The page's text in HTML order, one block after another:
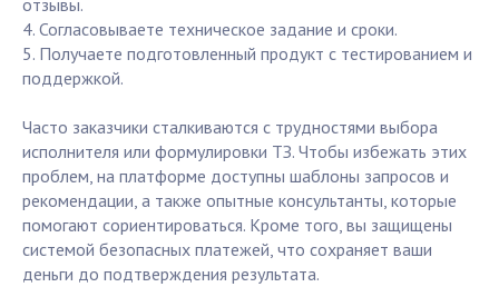
отзывы.
4. Согласовываете техническое задание и сроки.
5. Получаете подготовленный продукт с тестированием и
поддержкой.
Часто заказчики сталкиваются с трудностями выбора
исполнителя или формулировки ТЗ. Чтобы избежать этих
проблем, на платформе доступны шаблоны запросов и
рекомендации, а также опытные консультанты, которые
помогают сориентироваться. Кроме того, вы защищены
системой безопасных платежей, что сохраняет ваши
деньги до подтверждения результата.